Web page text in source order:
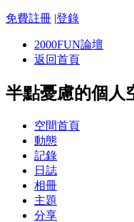
免費註冊 |登錄
2000FUN論壇
返回首頁
半點憂慮的個人
空間首頁
動態
記錄
日誌
相冊
主題
分享